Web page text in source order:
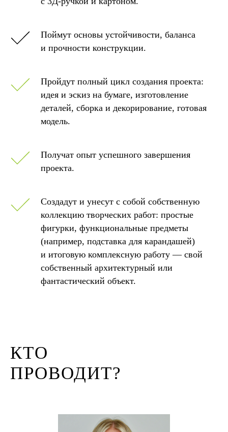
Поймут основы устойчивости, баланса
и прочности конструкции.
Пройдут полный цикл создания проекта:
идея и эскиз на бумаге, изготовление
деталей, сборка и декорирование, готовая
модель.
Получат опыт успешного завершения
проекта.
Создадут и унесут с собой собственную
коллекцию творческих работ: простые
фигурки, функциональные предметы
(например, подставка для карандашей)
и итоговую комплексную работу — свой
собственный архитектурный или
фантастический объект.
КТО
ПРОВОДИТ?